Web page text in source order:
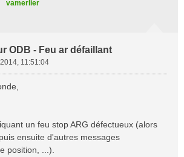
vamerlier
ODB - Feu ar défaillant
11:51:04
un feu stop ARG défectueux (alors
ensuite d'autres messages
position, ...).